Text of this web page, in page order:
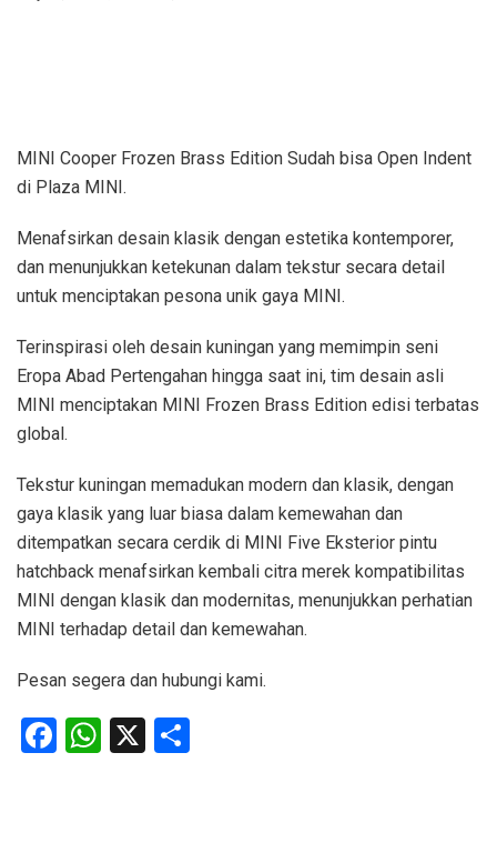
MINI Cooper Frozen Brass Edition Sudah bisa Open Indent
di Plaza MINI.
Menafsirkan desain klasik dengan estetika kontemporer,
dan menunjukkan ketekunan dalam tekstur secara detail
untuk menciptakan pesona unik gaya MINI.
Terinspirasi oleh desain kuningan yang memimpin seni
Eropa Abad Pertengahan hingga saat ini, tim desain asli
MINI menciptakan MINI Frozen Brass Edition edisi terbatas
global.
Tekstur kuningan memadukan modern dan klasik, dengan
gaya klasik yang luar biasa dalam kemewahan dan
ditempatkan secara cerdik di MINI Five Eksterior pintu
hatchback menafsirkan kembali citra merek kompatibilitas
MINI dengan klasik dan modernitas, menunjukkan perhatian
MINI terhadap detail dan kemewahan.
Pesan segera dan hubungi kami.
Facebook
WhatsApp
X